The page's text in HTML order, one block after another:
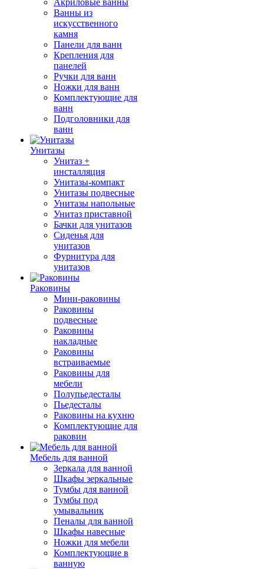
Акриловые ванны
Ванны из
искусственного
камня
Панели для ванн
Крепления для
панелей
Ручки для ванн
Ножки для ванн
Комплектующие для
ванн
Подголовники для
ванн
Унитазы
Унитаз +
инсталляция
Унитазы-компакт
Унитазы подвесные
Унитазы напольные
Унитаз приставной
Бачки для унитазов
Сиденья для
унитазов
Фурнитура для
унитазов
Раковины
Мини-раковины
Раковины
подвесные
Раковины
накладные
Раковины
встраиваемые
Раковины для
мебели
Полупьедесталы
Пьедесталы
Раковины на кухню
Комплектующие для
раковин
Мебель для ванной
Зеркала для ванной
Шкафы зеркальные
Тумбы для ванной
Тумбы под
умывальник
Пеналы для ванной
Шкафы навесные
Ножки для мебели
Комплектующие в
ванную